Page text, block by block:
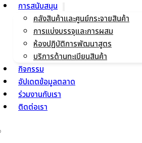
การสนับสนุน
คลังสินค้าและศูนย์กระจายสินค้า
การแบ่งบรรจุและการผสม
ห้องปฏิบัติการพัฒนาสูตร
บริการด้านทะเบียนสินค้า
กิจกรรม
อัปเดตข้อมูลตลาด
ร่วมงานกับเรา
ติดต่อเรา